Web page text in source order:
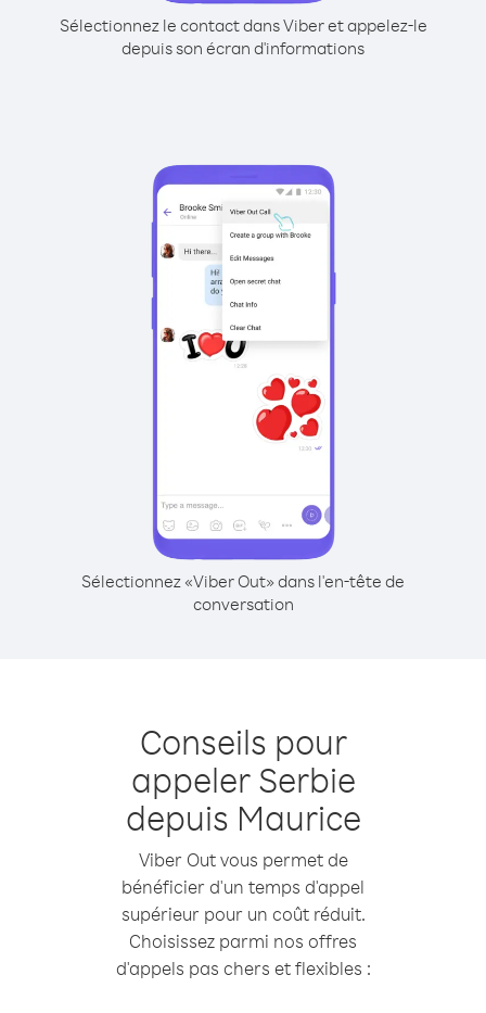
Sélectionnez le contact dans Viber et appelez-le
depuis son écran d'informations
Sélectionnez «Viber Out» dans l'en-tête de
conversation
Conseils pour
appeler Serbie
depuis Maurice
Viber Out vous permet de
bénéficier d'un temps d'appel
supérieur pour un coût réduit.
Choisissez parmi nos offres
d'appels pas chers et flexibles :